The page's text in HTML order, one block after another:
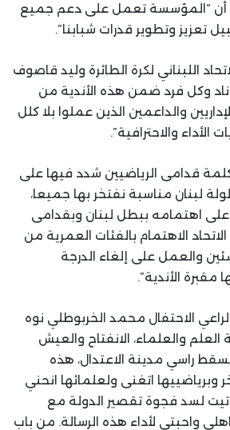
أن “المؤسسة تعمل على دعم جميع
تعزيز وتطوير قدرات شبابنا”.
اللبناني لكرة الطائرة وليد قاصوف
وكل فرد ضمن هذه الأندية من
والداعمين الذين عملوا بلا كلل
والاحترافية”.
قدامى الرياضيين شدد فيها على
لبنان مناسبة نفتخر بها جميعا،
على اهتمامه ببطل لبنان وبقدامى
الاهتمام بالفئات العمرية من
والعمل على إلغاء الدرجة
مقبرة الأندية”.
الاحتفال محمد الخربوطلي نوه
والعلماء، الانفتاح والعيش
راسي مدينة الاعتدال، هذه
وبرياضييها اتغنى ولعلمائها انحني
“أتيت لسد فجوة تقصير الدولة مع
واحبتي لأداء هذه الرسالة. من باب